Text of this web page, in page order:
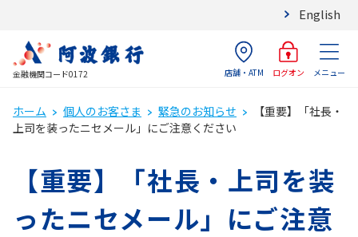
English
金融機関コード0172 店舗・ATM ログオン メニュー
ホーム 個人のお客さま 緊急のお知らせ
【重要】「社長・
上司を装ったニセメール」にご注意ください
【重要】「社長・上司を装
ったニセメール」にご注意